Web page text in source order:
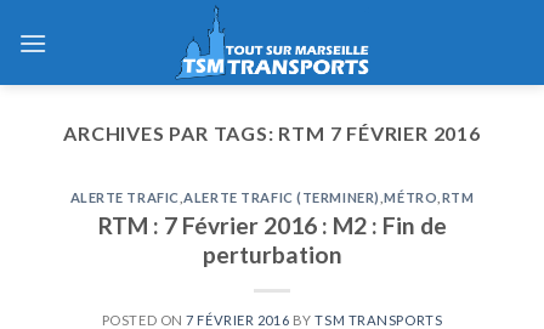
ARCHIVES PAR TAGS: RTM 7 FÉVRIER 2016
ALERTE TRAFIC ,ALERTE TRAFIC (TERMINER) ,MÉTRO RTM
RTM : 7 Février 2016 : M2 : Fin de
perturbation
POSTED ON7 FÉVRIER 2016 BYTSM TRANSPORTS